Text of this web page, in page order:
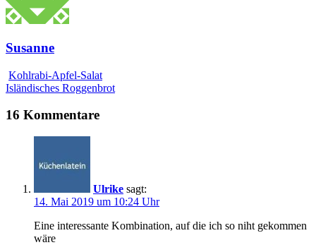
Susanne
Kohlrabi-Apfel-Salat
Isländisches Roggenbrot
16 Kommentare
Ulrike sagt:
14. Mai 2019 um 10:24 Uhr
Eine interessante Kombination, auf die ich so niht gekommen
wäre